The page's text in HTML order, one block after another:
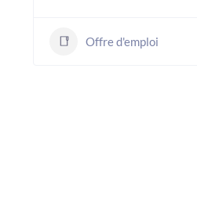
Offre d'emploi